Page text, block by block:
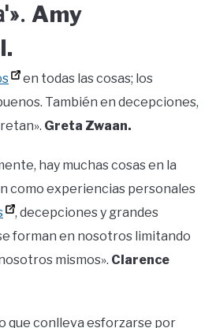
Amy
en todas las cosas; los
También en decepciones,
Greta Zwaan.
hay muchas cosas en la
como experiencias personales
, decepciones y grandes
forman en nosotros limitando
mismos». Clarence
que conlleva esforzarse por